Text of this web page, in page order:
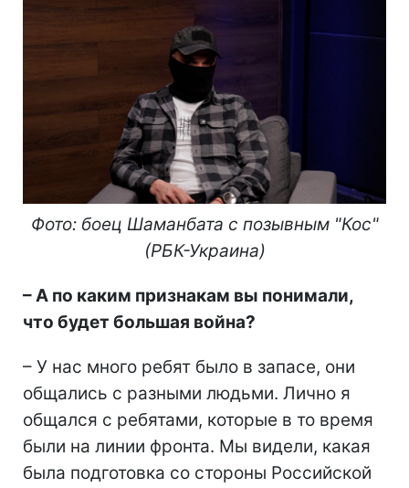
Фото: боец Шаманбата с позывным "Кос"
(РБК-Украина)
– А по каким признакам вы понимали,
что будет большая война?
– У нас много ребят было в запасе, они
общались с разными людьми. Лично я
общался с ребятами, которые в то время
были на линии фронта. Мы видели, какая
была подготовка со стороны Российской